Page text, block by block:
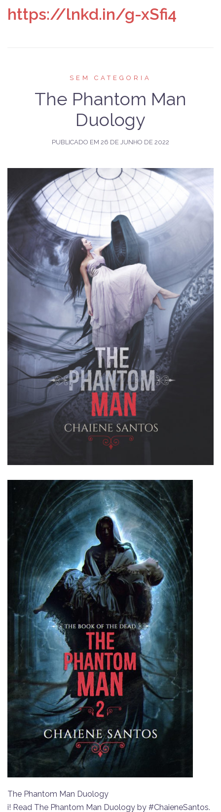
https://lnkd.in/g-xSfi4
SEM CATEGORIA
The Phantom Man
Duology
PUBLICADO EM 26 DE JUNHO DE 2022
The Phantom Man Duology
i! Read The Phantom Man Duology by #ChaieneSantos.